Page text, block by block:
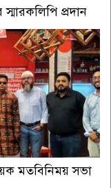
স্মারকলিপি প্রদান
মতবিনিময় সভা